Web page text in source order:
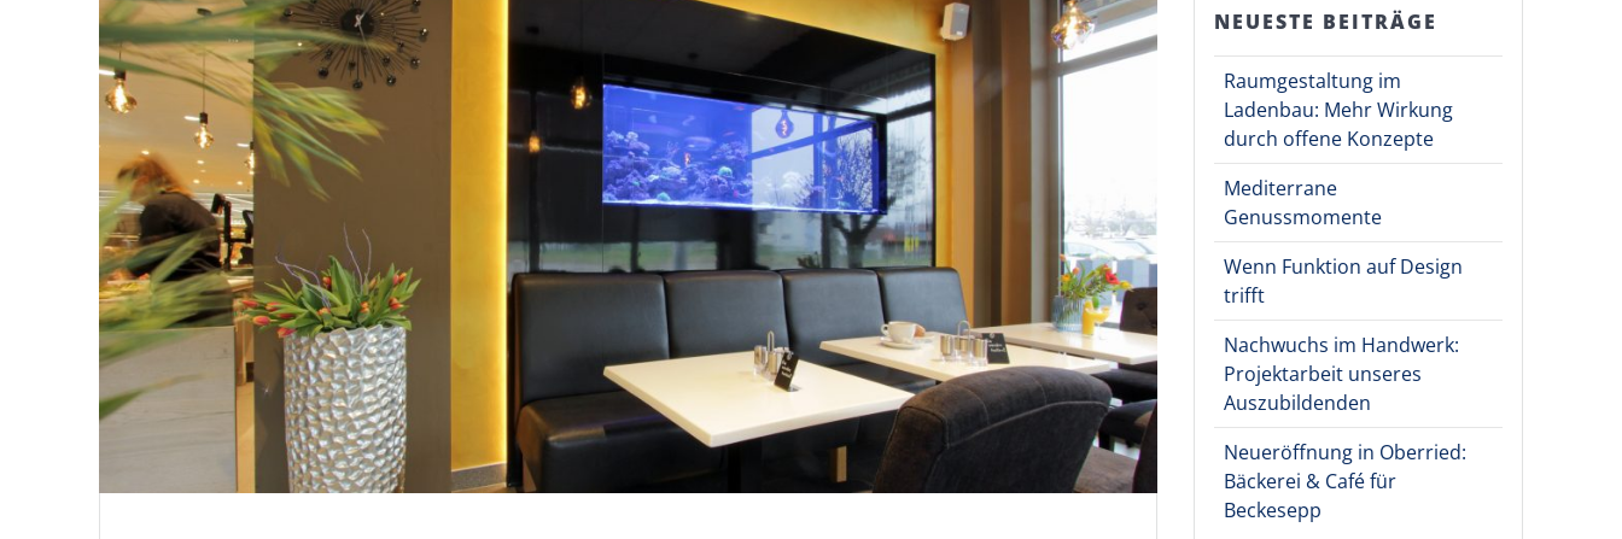
NEUESTE BEITRÄGE
Raumgestaltung im
Ladenbau: Mehr Wirkung
durch offene Konzepte
Mediterrane
Genussmomente
Wenn Funktion auf Design
trifft
Nachwuchs im Handwerk:
Projektarbeit unseres
Auszubildenden
Neueröffnung in Oberried:
Bäckerei & Café für
Beckesepp